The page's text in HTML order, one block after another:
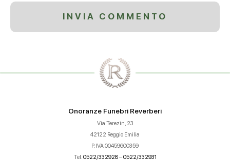
Onoranze Funebri Reverberi
Via Terezin, 23
42122 Reggio Emilia
P.IVA 00459600359
Tel. 0522/332928–0522/332931